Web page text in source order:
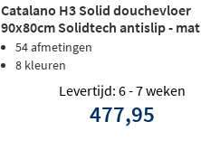
Catalano H3 Solid douchevloer
90x80cm Solidtech antislip - mat
cemento
54 afmetingen
8 kleuren
Levertijd: 6 - 7 weken
477,95